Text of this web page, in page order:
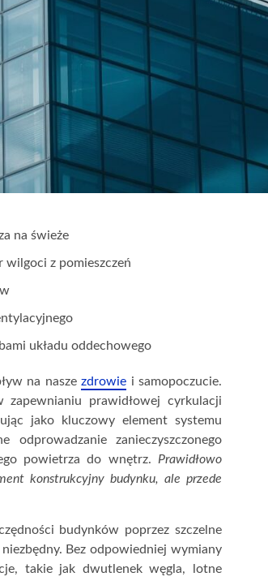
na świeże
wilgoci z pomieszczeń
układu oddechowego
na nasze zdrowie i samopoczucie.
prawidłowej cyrkulacji
jako kluczowy element systemu
zanieczyszczonego
powietrza do wnętrz. Prawidłowo
konstrukcyjny budynku, ale przede
budynków poprzez szczelne
Bez odpowiedniej wymiany
takie jak dwutlenek węgla, lotne